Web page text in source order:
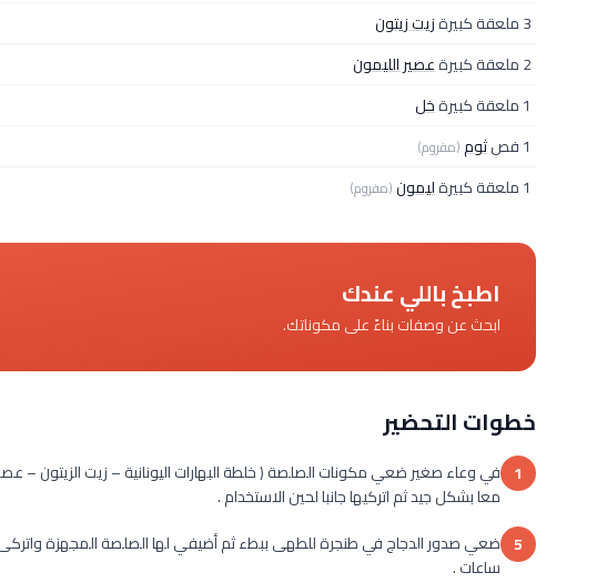
3 ملعقة كبيرة
زيت زيتون
2 ملعقة كبيرة
عصير الليمون
1 ملعقة كبيرة
خل
1 فص
ثوم(مفروم)
1 ملعقة كبيرة ليمون(مفروم)
اطبخ باللي عندك
ابحث عن وصفات بناءً على مكوناتك.
خطوات التحضير
1 في وعاء صغير ضعي مكونات الصلصة ( خلطة البهارات اليونانية – زيت الزيتون
معا بشكل جيد ثم اتركيها جانبا لحين الاستخدام .
5
ساعات .